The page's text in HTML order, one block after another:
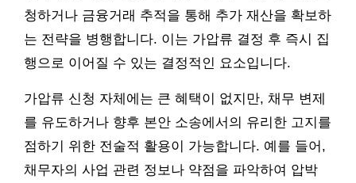
청하거나 금융거래 추적을 통해 추가 재산을 확보하
는 전략을 병행합니다. 이는 가압류 결정 후 즉시 집
행으로 이어질 수 있는 결정적인 요소입니다.
가압류 신청 자체에는 큰 혜택이 없지만, 채무 변제
를 유도하거나 향후 본안 소송에서의 유리한 고지를
점하기 위한 전술적 활용이 가능합니다. 예를 들어,
채무자의 사업 관련 정보나 약점을 파악하여 압박